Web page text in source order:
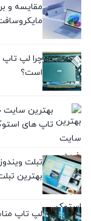
معرفی برندها
(0)
معرفی محصولات
(3)
(1)
مقایسه و
چرا لپ تاپ
است؟
بهترین سایت
تاپ های
بهترین
لپ تاپ